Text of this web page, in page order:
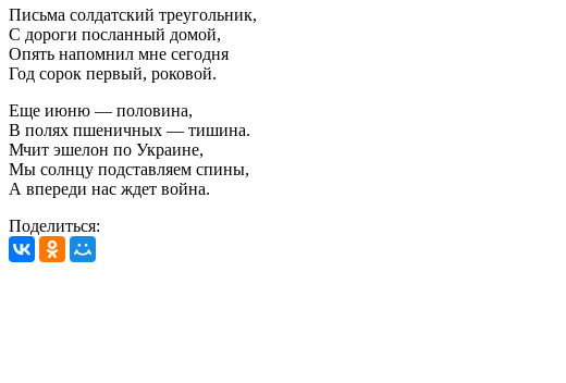
Письма солдатский треугольник,
С дороги посланный домой,
Опять напомнил мне сегодня
Год сорок первый, роковой.
Еще июню — половина,
В полях пшеничных — тишина.
Мчит эшелон по Украине,
Мы солнцу подставляем спины,
А впереди нас ждет война.
Поделиться: